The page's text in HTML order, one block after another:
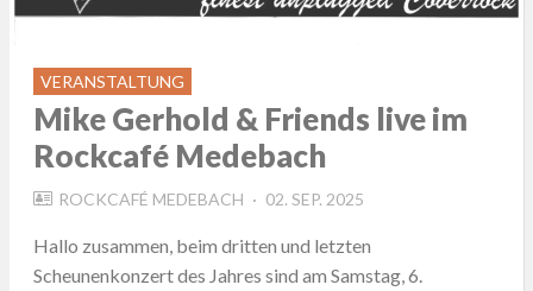
VERANSTALTUNG
Mike Gerhold & Friends live im
Rockcafé Medebach
ROCKCAFÉ MEDEBACH
POSTED
02. SEP. 2025
Hallo zusammen, beim dritten und letzten
Scheunenkonzert des Jahres sind am Samstag, 6.